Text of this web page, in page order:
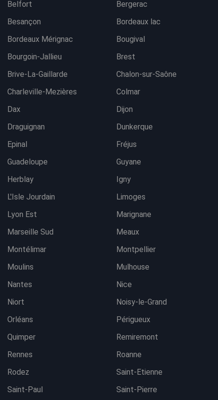
Belfort
Bergerac
Besançon
Bordeaux lac
Bordeaux Mérignac
Bougival
Bourgoin-Jallieu
Brest
Brive-La-Gaillarde
Chalon-sur-Saône
Charleville-Mezières
Colmar
Dax
Dijon
Draguignan
Dunkerque
Epinal
Fréjus
Guadeloupe
Guyane
Herblay
Igny
L'Isle Jourdain
Limoges
Lyon Est
Marignane
Marseille Sud
Meaux
Montélimar
Montpellier
Moulins
Mulhouse
Nantes
Nice
Niort
Noisy-le-Grand
Orléans
Périgueux
Quimper
Remiremont
Rennes
Roanne
Rodez
Saint-Etienne
Saint-Paul
Saint-Pierre